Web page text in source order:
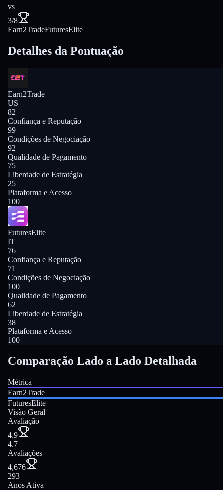
vs
3/8
Earn2TradeFuturesElite
Detalhes da Pontuação
Earn2Trade
US
82
Confiança e Reputação
99
Condições de Negociação
92
Qualidade de Pagamento
75
Liberdade de Estratégia
25
Plataforma e Acesso
100
FuturesElite
IT
76
Confiança e Reputação
71
Condições de Negociação
100
Qualidade de Pagamento
62
Liberdade de Estratégia
38
Plataforma e Acesso
100
Comparação Lado a Lado Detalhada
Métrica
Earn2Trade
FuturesElite
Visão Geral
Avaliação
4.9
4.7
Avaliações
4,676
293
Anos Ativa